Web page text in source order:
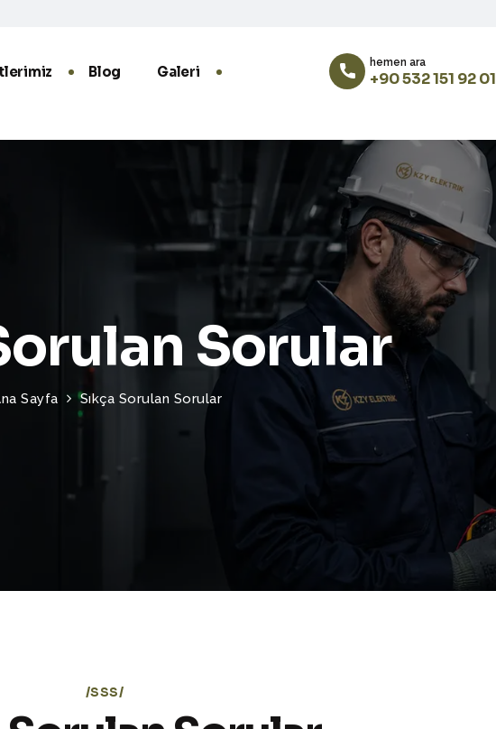
Blog Galeri
hemen ara
+90 532 151 92 01
Sorular
Sayfa Sıkça Sorulan Sorular
SSS